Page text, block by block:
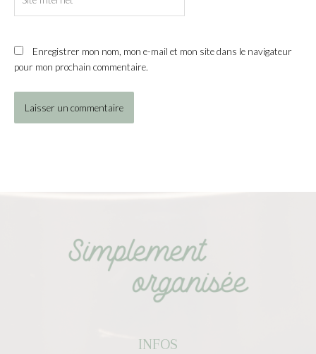
Internet
Enregistrer mon nom, mon e-mail et mon site dans le navigateur
pour mon prochain commentaire.
INFOS